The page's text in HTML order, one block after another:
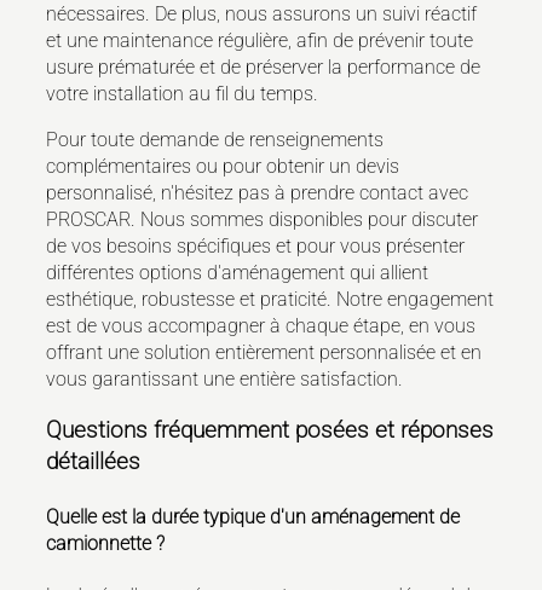
nécessaires. De plus, nous assurons un suivi réactif
et une maintenance régulière, afin de prévenir toute
usure prématurée et de préserver la performance de
votre installation au fil du temps.
Pour toute demande de renseignements
complémentaires ou pour obtenir un devis
personnalisé, n'hésitez pas à prendre contact avec
PROSCAR. Nous sommes disponibles pour discuter
de vos besoins spécifiques et pour vous présenter
différentes options d'aménagement qui allient
esthétique, robustesse et praticité. Notre engagement
est de vous accompagner à chaque étape, en vous
offrant une solution entièrement personnalisée et en
vous garantissant une entière satisfaction.
Questions fréquemment posées et réponses
détaillées
Quelle est la durée typique d'un aménagement de
camionnette ?